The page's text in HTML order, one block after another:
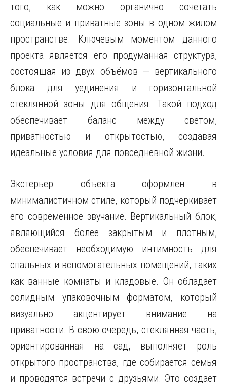
того, как можно органично сочетать
социальные и приватные зоны в одном жилом
пространстве. Ключевым моментом данного
проекта является его продуманная структура,
состоящая из двух объёмов — вертикального
блока для уединения и горизонтальной
стеклянной зоны для общения. Такой подход
обеспечивает баланс между светом,
приватностью и открытостью, создавая
идеальные условия для повседневной жизни.
Экстерьер объекта оформлен в
минималистичном стиле, который подчеркивает
его современное звучание. Вертикальный блок,
являющийся более закрытым и плотным,
обеспечивает необходимую интимность для
спальных и вспомогательных помещений, таких
как ванные комнаты и кладовые. Он обладает
солидным упаковочным форматом, который
визуально акцентирует внимание на
приватности. В свою очередь, стеклянная часть,
ориентированная на сад, выполняет роль
открытого пространства, где собирается семья
и проводятся встречи с друзьями. Это создает